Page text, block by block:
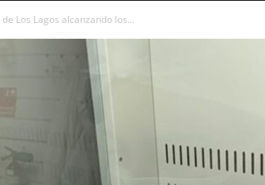
Los Lagos alcanzando los...